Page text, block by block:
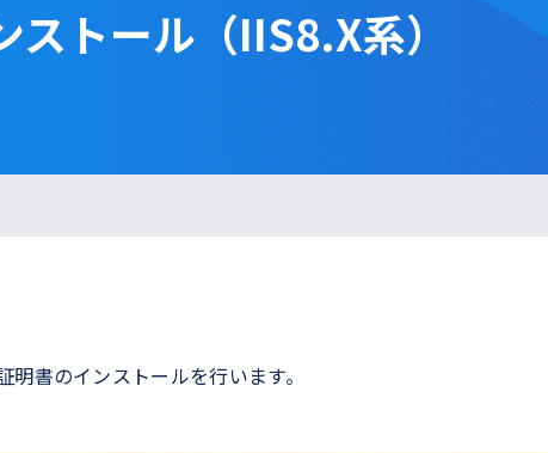
トール（IIS8.X系）
明書のインストールを行います。